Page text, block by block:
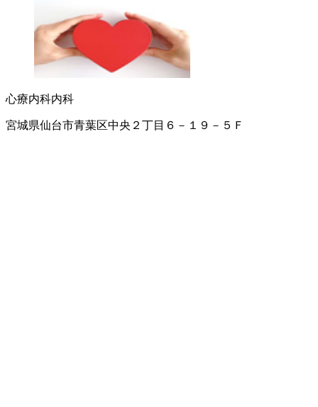
心療内科内科
宮城県仙台市青葉区中央２丁目６－１９－５Ｆ